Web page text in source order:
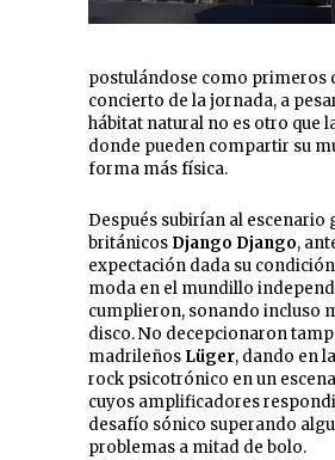
postulándose como primeros
concierto de la jornada, a
hábitat natural no es otro que
donde pueden compartir su
forma más física.
Después subirían al escenario
británicos Django Django,
expectación dada su
moda en el mundillo
cumplieron, sonando incluso
disco. No decepcionaron
madrileños Lüger, dando en
rock psicotrónico en un
cuyos amplificadores
desafío sónico superando
problemas a mitad de bolo.